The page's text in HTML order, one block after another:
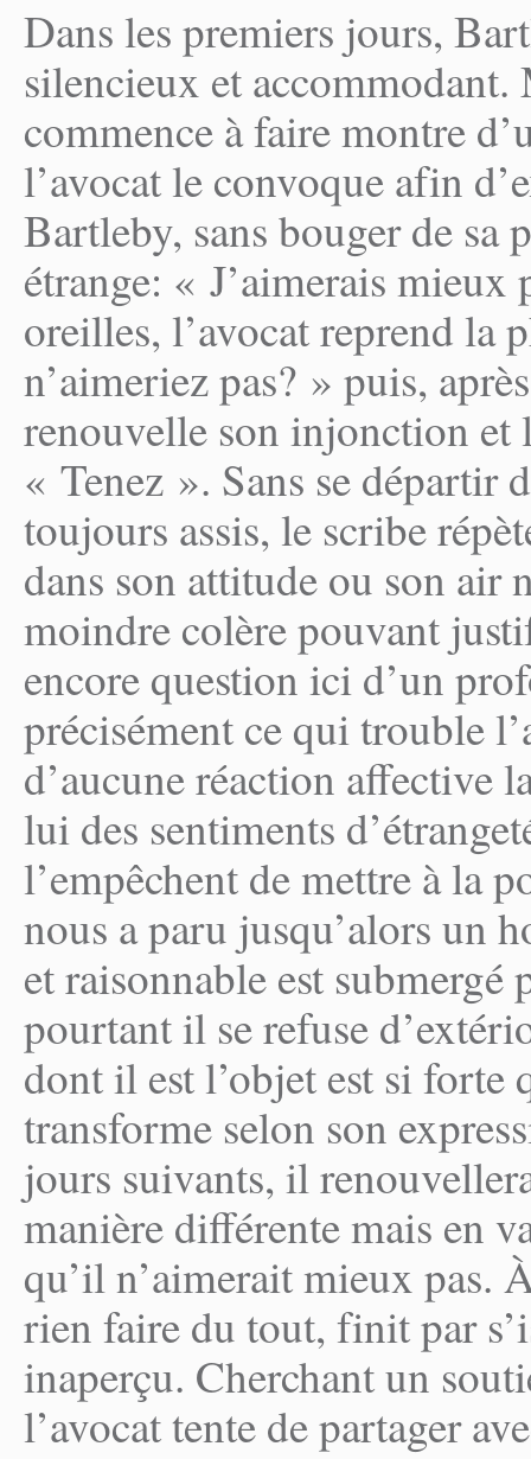
Dans les premiers jours,
silencieux et
commence à faire montre
l’avocat le convoque afin
Bartleby, sans bouger de sa
étrange: « J’aimerais mieux
oreilles, l’avocat reprend la
n’aimeriez pas? » puis,
renouvelle son injonction et
« Tenez ». Sans se départir
toujours assis, le scribe
dans son attitude ou son air
moindre colère pouvant
encore question ici d’un
précisément ce qui trouble
d’aucune réaction affective
lui des sentiments
l’empêchent de mettre à la
nous a paru jusqu’alors un
et raisonnable est submergé
pourtant il se refuse
dont il est l’objet est si forte
transforme selon son
jours suivants, il
manière différente mais en
qu’il n’aimerait mieux
rien faire du tout, finit par
inaperçu. Cherchant un
l’avocat tente de partager